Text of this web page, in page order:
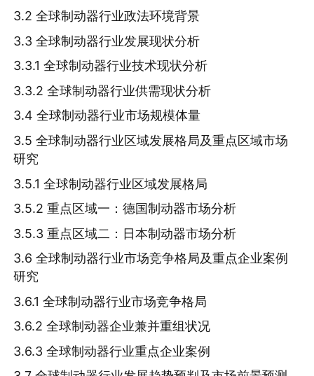
3.2 全球制动器行业政法环境背景
3.3 全球制动器行业发展现状分析
3.3.1 全球制动器行业技术现状分析
3.3.2 全球制动器行业供需现状分析
3.4 全球制动器行业市场规模体量
3.5 全球制动器行业区域发展格局及重点区域市场
研究
3.5.1 全球制动器行业区域发展格局
3.5.2 重点区域一：德国制动器市场分析
3.5.3 重点区域二：日本制动器市场分析
3.6 全球制动器行业市场竞争格局及重点企业案例
研究
3.6.1 全球制动器行业市场竞争格局
3.6.2 全球制动器企业兼并重组状况
3.6.3 全球制动器行业重点企业案例